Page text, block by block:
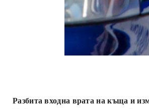
Разбита входна врата на къща и